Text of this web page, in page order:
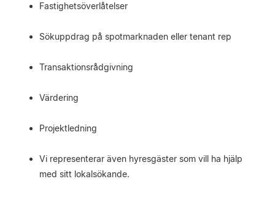
Fastighetsöverlåtelser
Sökuppdrag på spotmarknaden eller tenant rep
Transaktionsrådgivning
Värdering
Projektledning
Vi representerar även hyresgäster som vill ha hjälp
med sitt lokalsökande.